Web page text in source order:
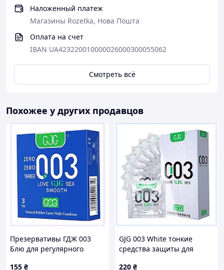
Наложенный платеж
Магазины Rozetka, Нова Пошта
Оплата на счет
IBAN UA423220010000026000300055062
Смотреть всё
Похожее у других продавцов
Презервативы ГДЖ 003
Блю для регулярного
155 ₴
GJG 003 White тонкие
средства защиты для
220 ₴